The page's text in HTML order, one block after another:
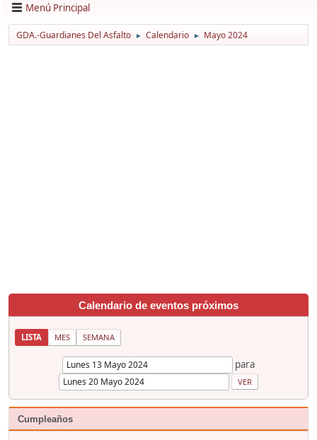
Menú Principal
GDA.-Guardianes Del Asfalto ► Calendario ► Mayo 2024
Calendario de eventos próximos
LISTA MES SEMANA
para
Cumpleaños